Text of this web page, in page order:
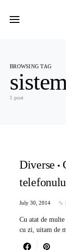
BROWSING TAG
1 post
Diverse
July 30, 2014
Cu atat de
cu zi, uitam de